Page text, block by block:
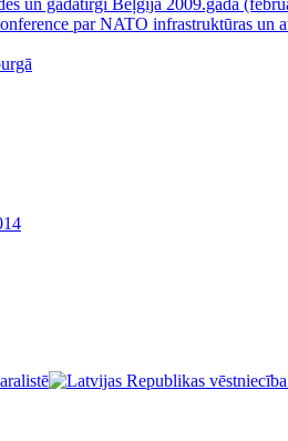
un gadatirgi Beļģijā 2009.gadā
par NATO infrastruktūras un